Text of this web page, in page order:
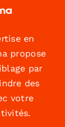
en
propose
par
des
votre